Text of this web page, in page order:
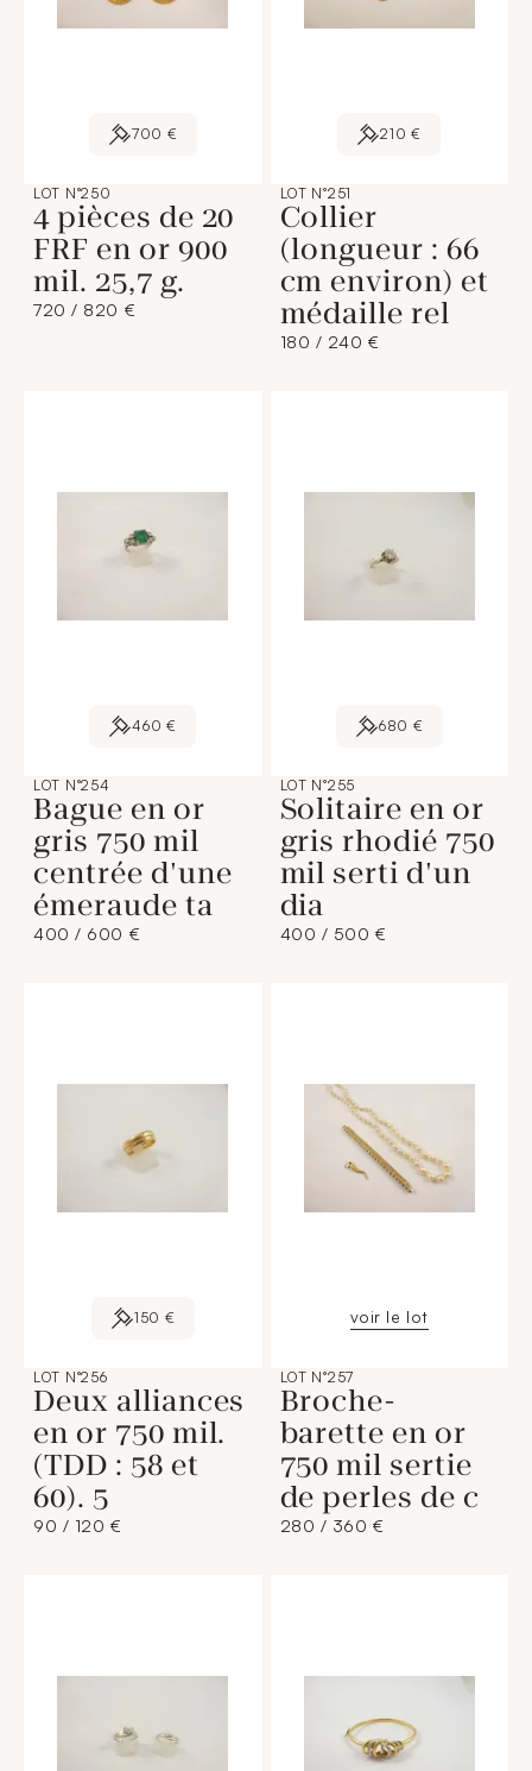
700 €
LOT N°250
4 pièces de 20
FRF en or 900
mil. 25,7 g.
720 / 820 €
210 €
LOT N°251
Collier
(longueur : 66
cm environ) et
médaille rel
180 / 240 €
460 €
LOT N°254
Bague en or
gris 750 mil
centrée d'une
émeraude ta
400 / 600 €
680 €
LOT N°255
Solitaire en or
gris rhodié 750
mil serti d'un
dia
400 / 500 €
150 €
LOT N°256
Deux alliances
en or 750 mil.
(TDD : 58 et
60). 5
90 / 120 €
voir le lot
LOT N°257
Broche-
barette en or
750 mil sertie
de perles de c
280 / 360 €